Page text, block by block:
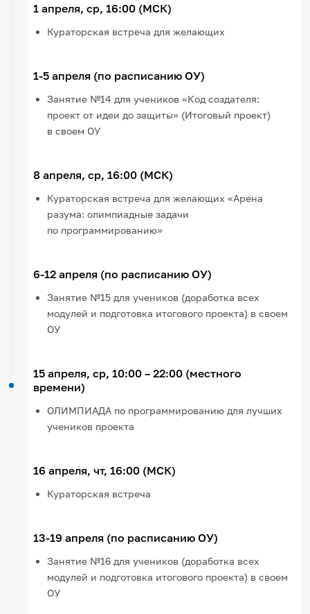
1 апреля, ср, 16:00 (МСК)
Кураторская встреча для желающих
1-5 апреля (по расписанию ОУ)
Занятие №14 для учеников «Код создателя:
проект от идеи до защиты» (Итоговый проект)
в своем ОУ
8 апреля, ср, 16:00 (МСК)
Кураторская встреча для желающих «Арена
разума: олимпиадные задачи
по программированию»
6-12 апреля (по расписанию ОУ)
Занятие №15 для учеников (доработка всех
модулей и подготовка итогового проекта) в своем
ОУ
15 апреля, ср, 10:00 – 22:00 (местного
времени)
ОЛИМПИАДА по программированию для лучших
учеников проекта
16 апреля, чт, 16:00 (МСК)
Кураторская встреча
13-19 апреля (по расписанию ОУ)
Занятие №16 для учеников (доработка всех
модулей и подготовка итогового проекта) в своем
ОУ